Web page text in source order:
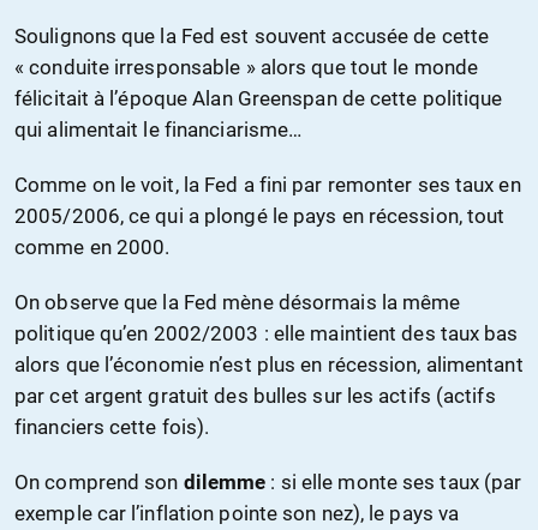
Soulignons que la Fed est souvent accusée de cette
« conduite irresponsable » alors que tout le monde
félicitait à l’époque Alan Greenspan de cette politique
qui alimentait le financiarisme…
Comme on le voit, la Fed a fini par remonter ses taux en
2005/2006, ce qui a plongé le pays en récession, tout
comme en 2000.
On observe que la Fed mène désormais la même
politique qu’en 2002/2003 : elle maintient des taux bas
alors que l’économie n’est plus en récession, alimentant
par cet argent gratuit des bulles sur les actifs (actifs
financiers cette fois).
On comprend son dilemme : si elle monte ses taux (par
exemple car l’inflation pointe son nez), le pays va